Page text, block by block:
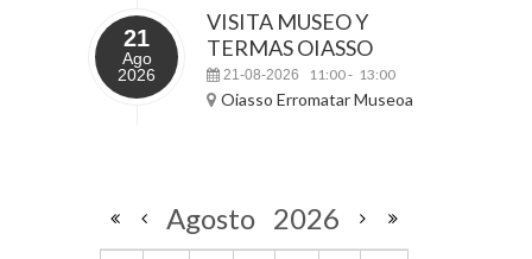
21
Ago
2026
VISITA MUSEO Y
TERMAS OIASSO
21-08-2026 11:00- 13:00
Oiasso Erromatar Museoa
Agosto 2026